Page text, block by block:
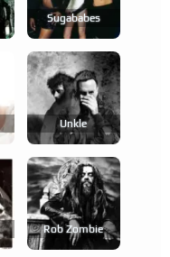
Sugababes
Unkle
Rob Zombie